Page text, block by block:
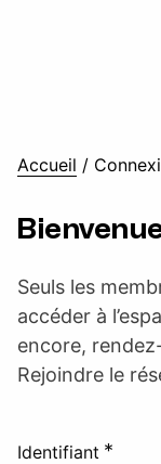
Accueil /
Seuls les
accéder à
encore,
Rejoindre le
Identifiant *